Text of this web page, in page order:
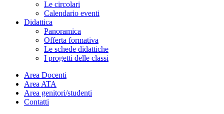
Le circolari
Calendario eventi
Didattica
Panoramica
Offerta formativa
Le schede didattiche
I progetti delle classi
Area Docenti
Area ATA
Area genitori/studenti
Contatti